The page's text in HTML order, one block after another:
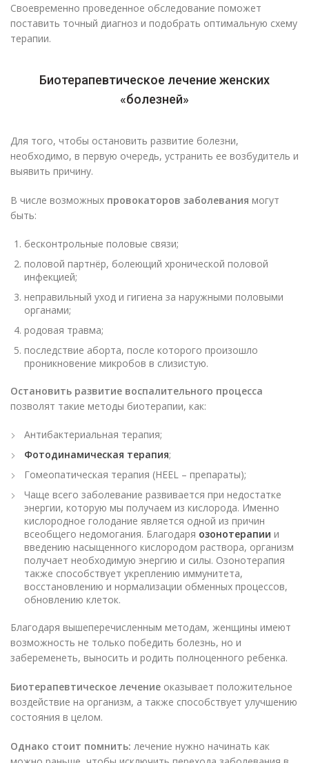
Своевременно проведенное обследование поможет
поставить точный диагноз и подобрать оптимальную схему
терапии.
Биотерапевтическое лечение женских
«болезней»
Для того, чтобы остановить развитие болезни,
необходимо, в первую очередь, устранить ее возбудитель и
выявить причину.
В числе возможных провокаторов заболевания могут
быть:
бесконтрольные половые связи;
половой партнёр, болеющий хронической половой
инфекцией;
неправильный уход и гигиена за наружными половыми
органами;
родовая травма;
последствие аборта, после которого произошло
проникновение микробов в слизистую.
Остановить развитие воспалительного процесса
позволят такие методы биотерапии, как:
Антибактериальная терапия;
Фотодинамическая терапия;
Гомеопатическая терапия (HEEL – препараты);
Чаще всего заболевание развивается при недостатке
энергии, которую мы получаем из кислорода. Именно
кислородное голодание является одной из причин
всеобщего недомогания. Благодаря озонотерапии и
введению насыщенного кислородом раствора, организм
получает необходимую энергию и силы. Озонотерапия
также способствует укреплению иммунитета,
восстановлению и нормализации обменных процессов,
обновлению клеток.
Благодаря вышеперечисленным методам, женщины имеют
возможность не только победить болезнь, но и
забеременеть, выносить и родить полноценного ребенка.
Биотерапевтическое лечение оказывает положительное
воздействие на организм, а также способствует улучшению
состояния в целом.
Однако стоит помнить: лечение нужно начинать как